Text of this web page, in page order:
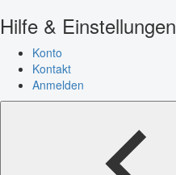
Hilfe & Einstellungen
Konto
Kontakt
Anmelden